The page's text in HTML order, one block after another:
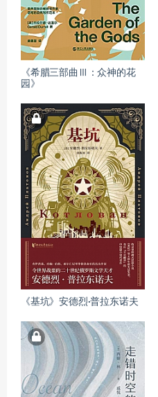
《希腊三部曲Ⅲ：众神的花
园》
《基坑》安德烈·普拉东诺夫